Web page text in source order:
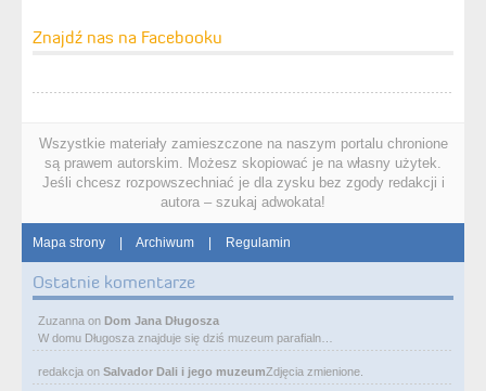
Znajdź nas na Facebooku
Wszystkie materiały zamieszczone na naszym portalu chronione
są prawem autorskim. Możesz skopiować je na własny użytek.
Jeśli chcesz rozpowszechniać je dla zysku bez zgody redakcji i
autora – szukaj adwokata!
Mapa strony | Archiwum | Regulamin
Ostatnie komentarze
Zuzanna on Dom Jana Długosza
W domu Długosza znajduje się dziś muzeum parafialn…
redakcja on Salvador Dali i jego muzeumZdjęcia zmienione.